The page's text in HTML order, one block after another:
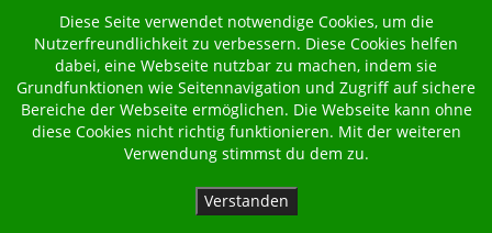
Diese Seite verwendet notwendige Cookies, um die
Nutzerfreundlichkeit zu verbessern. Diese Cookies helfen
dabei, eine Webseite nutzbar zu machen, indem sie
Grundfunktionen wie Seitennavigation und Zugriff auf sichere
Bereiche der Webseite ermöglichen. Die Webseite kann ohne
diese Cookies nicht richtig funktionieren. Mit der weiteren
Verwendung stimmst du dem zu.
Verstanden